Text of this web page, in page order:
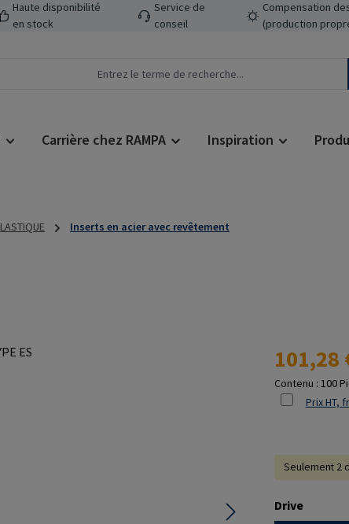
Haute disponibilité
en stock
Service de
conseil
Compensation
(production
Carrière chez RAMPA Inspiration
Inserts en acier avec revêtement
Prix régulier :
101,28
Contenu : 100
Prix HT,
Seulement 2
Sélectionnez
Drive